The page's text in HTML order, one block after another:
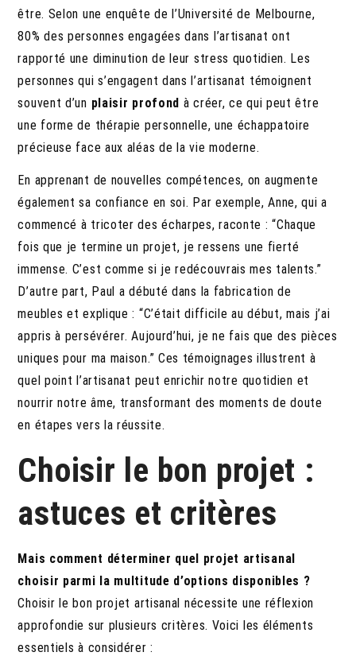
être. Selon une enquête de l’Université de Melbourne,
80% des personnes engagées dans l’artisanat ont
rapporté une diminution de leur stress quotidien. Les
personnes qui s’engagent dans l’artisanat témoignent
souvent d’un plaisir profond à créer, ce qui peut être
une forme de thérapie personnelle, une échappatoire
précieuse face aux aléas de la vie moderne.
En apprenant de nouvelles compétences, on augmente
également sa confiance en soi. Par exemple, Anne, qui a
commencé à tricoter des écharpes, raconte : “Chaque
fois que je termine un projet, je ressens une fierté
immense. C’est comme si je redécouvrais mes talents.”
D’autre part, Paul a débuté dans la fabrication de
meubles et explique : “C’était difficile au début, mais j’ai
appris à persévérer. Aujourd’hui, je ne fais que des pièces
uniques pour ma maison.” Ces témoignages illustrent à
quel point l’artisanat peut enrichir notre quotidien et
nourrir notre âme, transformant des moments de doute
en étapes vers la réussite.
Choisir le bon projet :
astuces et critères
Mais comment déterminer quel projet artisanal
choisir parmi la multitude d’options disponibles ?
Choisir le bon projet artisanal nécessite une réflexion
approfondie sur plusieurs critères. Voici les éléments
essentiels à considérer :